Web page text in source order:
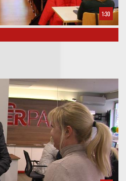
1:30